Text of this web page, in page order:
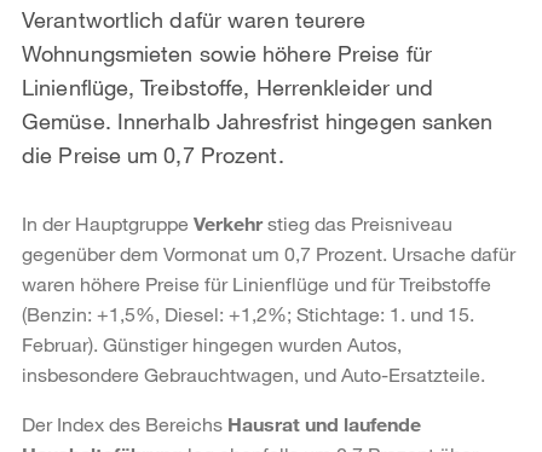
Verantwortlich dafür waren teurere
Wohnungsmieten sowie höhere Preise für
Linienflüge, Treibstoffe, Herrenkleider und
Gemüse. Innerhalb Jahresfrist hingegen sanken
die Preise um 0,7 Prozent.
In der Hauptgruppe Verkehrstieg das Preisniveau
gegenüber dem Vormonat um 0,7 Prozent. Ursache dafür
waren höhere Preise für Linienflüge und für Treibstoffe
(Benzin: +1,5%, Diesel: +1,2%; Stichtage: 1. und 15.
Februar). Günstiger hingegen wurden Autos,
insbesondere Gebrauchtwagen, und Auto-Ersatzteile.
Der Index des Bereichs Hausrat und laufende